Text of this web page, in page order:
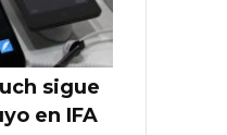
sigue
en IFA